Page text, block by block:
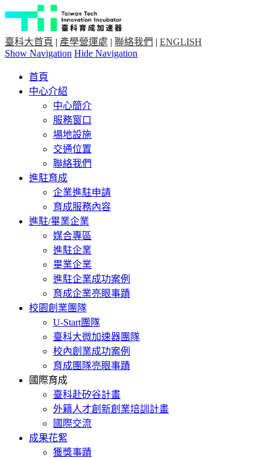
臺科大首頁 | 產學營運處 | 聯絡我們 | ENGLISH
Show Navigation Hide Navigation
首頁
中心介紹
中心簡介
服務窗口
場地設施
交通位置
聯絡我們
進駐育成
企業進駐申請
育成服務內容
進駐/畢業企業
媒合專區
進駐企業
畢業企業
進駐企業成功案例
育成企業亮眼事蹟
校園創業團隊
U-Start團隊
臺科大微加速器團隊
校內創業成功案例
育成團隊亮眼事蹟
國際育成
臺科赴矽谷計畫
外籍人才創新創業培訓計畫
國際交流
成果花絮
獲獎事蹟